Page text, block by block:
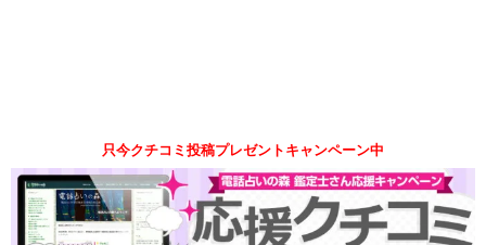
只今クチコミ投稿プレゼントキャンペーン中